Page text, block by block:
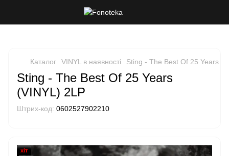
Каталог VINYL в наявності Sting - The Best Of 25 Years
Sting - The Best Of 25 Years
(VINYL) 2LP
Штрих-код: 0602527902210
хіт